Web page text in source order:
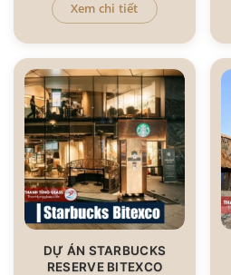
Xem chi tiết
DỰ ÁN STARBUCKS
RESERVE BITEXCO